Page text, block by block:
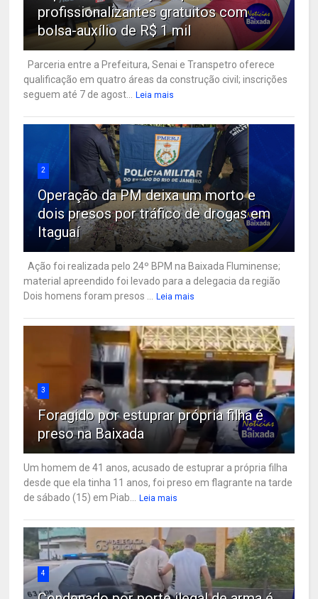
profissionalizantes gratuitos com
bolsa-auxílio de R$ 1 mil
Parceria entre a Prefeitura, Senai e Transpetro oferece
qualificação em quatro áreas da construção civil; inscrições
seguem até 7 de agost...
Leia mais
2
Operação da PM deixa um morto e
dois presos por tráfico de drogas em
Itaguaí
Ação foi realizada pelo 24º BPM na Baixada Fluminense;
material apreendido foi levado para a delegacia da região
Dois homens foram presos ...
Leia mais
3
Foragido por estuprar própria filha é
preso na Baixada
Um homem de 41 anos, acusado de estuprar a própria filha
desde que ela tinha 11 anos, foi preso em flagrante na tarde
de sábado (15) em Piab...
Leia mais
4